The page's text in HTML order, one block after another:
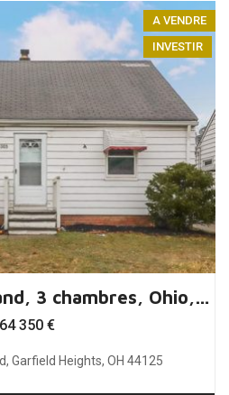
A VENDRE
INVESTIR
Investir à Cleveland, 3 chambres, Ohio, USA
64 350 €
Garfield Heights, OH 44125